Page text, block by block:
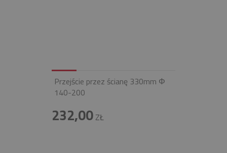
Przejście przez ścianę 330mm Φ
140-200
232,00ZŁ